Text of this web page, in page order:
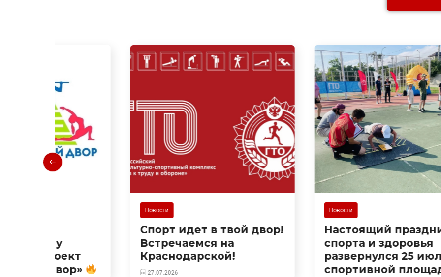
Спорт идет в твой двор!
Встречаемся на
Краснодарской!
27.07.2026
Настоящий праздник
спорта и здоровья
развернулся 25 июля на
спортивной площадке